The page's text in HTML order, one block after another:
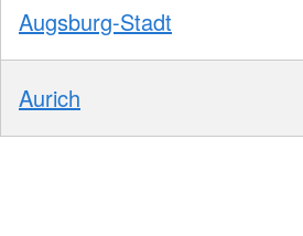
Augsburg-Stadt
Aurich